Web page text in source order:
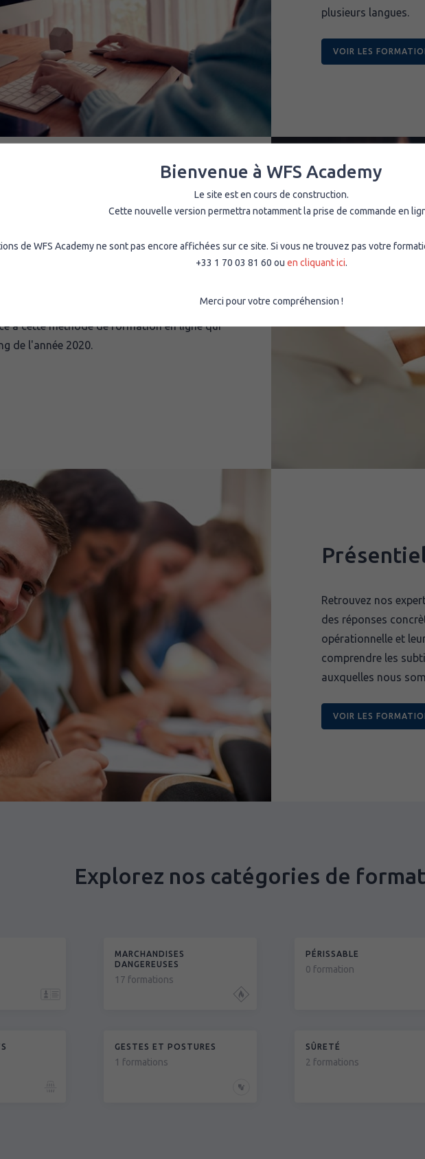
plusieurs langues.
VOIR LES
! Grâce aux classes virtuelles,
salle, vous obtiendrez des réponses
la période a forcé la distance, nous
à cette méthode de formation en ligne qui
de l'année 2020.
Retrouvez nos
des réponses
opérationnelle et
comprendre les
auxquelles nous
VOIR LES
Explorez nos catégories de
MARCHANDISES
DANGEREUSES
17 formations
GESTES ET POSTURES
1 formations
PÉRISSABLE
0 formation
SÛRETÉ
2 formations
Bienvenue à WFS Academy
Le site est en cours de construction.
Cette nouvelle version permettra notamment la prise de commande en
de WFS Academy ne sont pas encore affichées sur ce site. Si vous ne trouvez pas votre
+33 1 70 03 81 60 ou en cliquant ici.
Merci pour votre compréhension !